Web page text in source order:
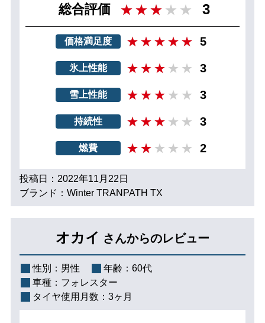
総合評価 3
価格満足度 5
氷上性能 3
雪上性能 3
持続性 3
燃費 2
投稿日：2022年11月22日
ブランド：Winter TRANPATH TX
オカイ さんからのレビュー
性別： 男性 年齢： 60代
車種： フォレスター
タイヤ使用月数： 3ヶ月